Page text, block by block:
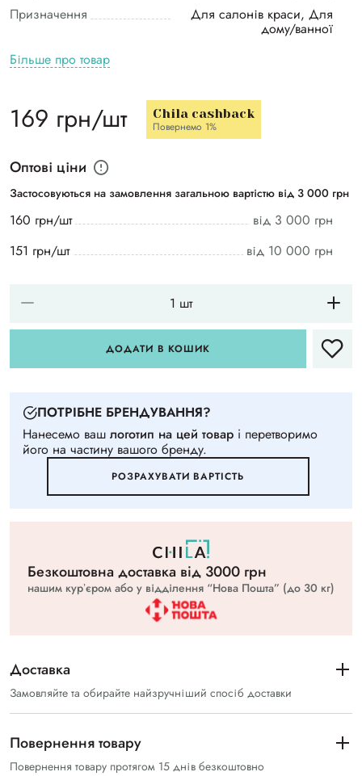
Призначення
Для салонів краси, Для
дому/ванної
Більше про товар
169 грн/шт Chila cashback
Повернемо 1%
Оптові ціни
Застосовуються на замовлення загальною вартістю від 3 000 грн
160 грн/шт
від 3 000 грн
151 грн/шт
від 10 000 грн
ДОДАТИ В КОШИК
ПОТРIБНЕ БРЕНДУВАННЯ?
Нанесемо ваш логотип на цей товар i перетворимо
його на частину вашого бренду.
РОЗРАХУВАТИ ВАРТIСТЬ
Безкоштовна доставка вiд 3000 грн
нашим курʼєром або у відділення “Нова Пошта” (до 30 кг)
Доставка
Замовляйте та обирайте найзручніший спосіб доставки
Повернення товару
Повернення товару протягом 15 днів безкоштовно